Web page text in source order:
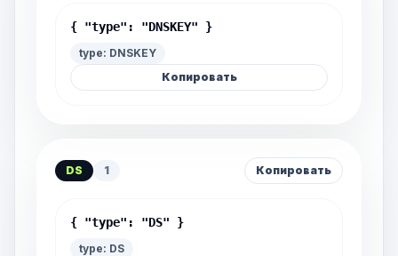
{ "type": "DNSKEY" }
type: DNSKEY
Копировать
DS 1 Копировать
{ "type": "DS" }
type: DS